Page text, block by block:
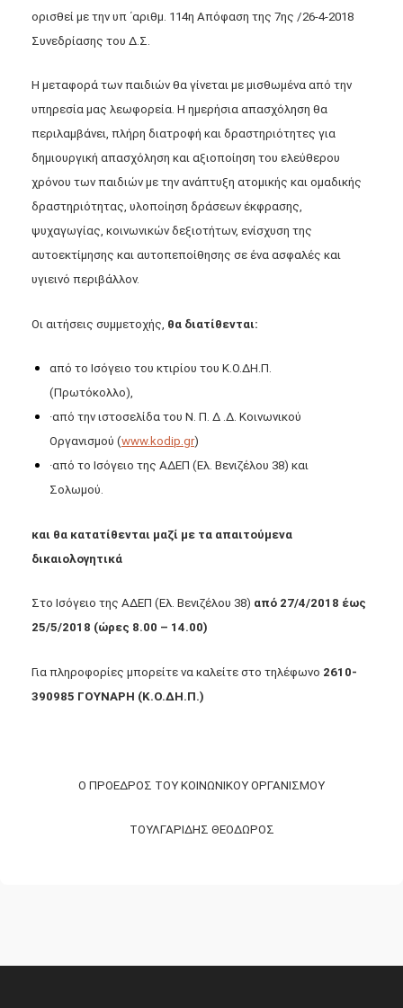
ορισθεί με την υπ ΄αριθμ. 114η Απόφαση της 7ης /26-4-2018
Συνεδρίασης του Δ.Σ.
Η μεταφορά των παιδιών θα γίνεται με μισθωμένα από την
υπηρεσία μας λεωφορεία. Η ημερήσια απασχόληση θα
περιλαμβάνει, πλήρη διατροφή και δραστηριότητες για
δημιουργική απασχόληση και αξιοποίηση του ελεύθερου
χρόνου των παιδιών με την ανάπτυξη ατομικής και ομαδικής
δραστηριότητας, υλοποίηση δράσεων έκφρασης,
ψυχαγωγίας, κοινωνικών δεξιοτήτων, ενίσχυση της
αυτοεκτίμησης και αυτοπεποίθησης σε ένα ασφαλές και
υγιεινό περιβάλλον.
Οι αιτήσεις συμμετοχής, θα διατίθενται:
από το Ισόγειο του κτιρίου του Κ.Ο.ΔΗ.Π.
(Πρωτόκολλο),
·από την ιστοσελίδα του Ν. Π. Δ .Δ. Κοινωνικού
Οργανισμού (www.kodip.gr)
·από το Ισόγειο της ΑΔΕΠ (Ελ. Βενιζέλου 38) και
Σολωμού.
και θα κατατίθενται μαζί με τα απαιτούμενα
δικαιολογητικά
Στο Ισόγειο της ΑΔΕΠ (Ελ. Βενιζέλου 38) από 27/4/2018 έως
25/5/2018 (ώρες 8.00 – 14.00)
Για πληροφορίες μπορείτε να καλείτε στο τηλέφωνο 2610-
390985 ΓΟΥΝΑΡΗ (Κ.Ο.ΔΗ.Π.)
Ο ΠΡΟΕΔΡΟΣ ΤΟΥ ΚΟΙΝΩΝΙΚΟΥ ΟΡΓΑΝΙΣΜΟΥ
ΤΟΥΛΓΑΡΙΔΗΣ ΘΕΟΔΩΡΟΣ